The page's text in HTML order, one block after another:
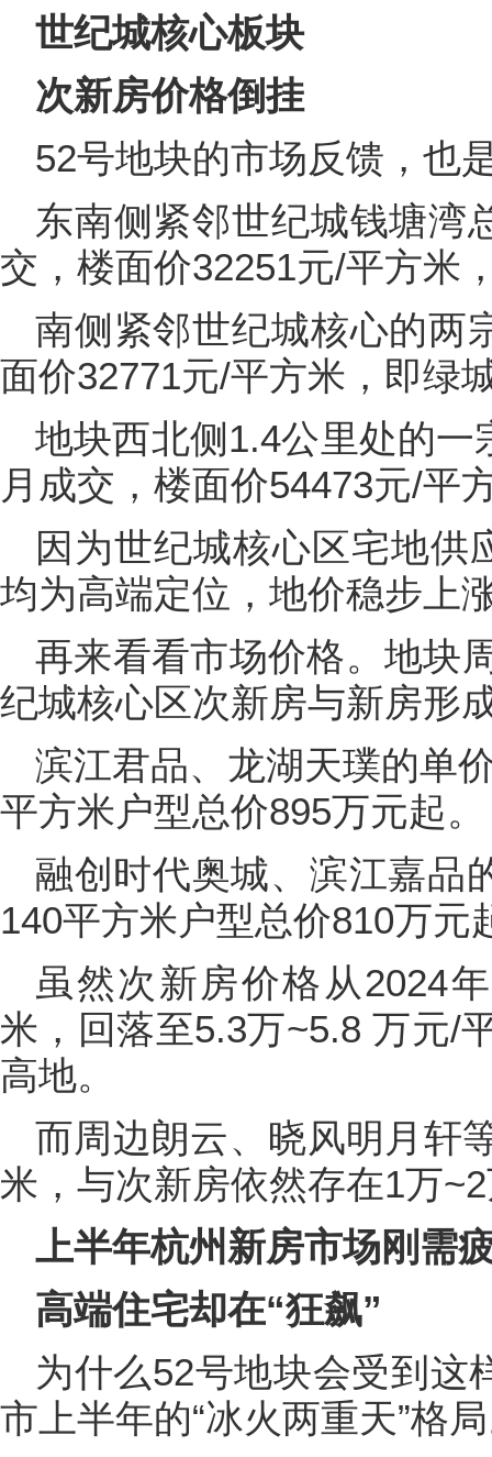
世纪城核心板块
次新房价格倒挂
52号地块的市场反馈，也
东南侧紧邻世纪城钱塘湾
交，楼面价32251元/平方米
南侧紧邻世纪城核心的两
面价32771元/平方米，即绿
地块西北侧1.4公里处的
月成交，楼面价54473元/平
因为世纪城核心区宅地供
均为高端定位，地价稳步上
再来看看市场价格。地块
纪城核心区次新房与新房形
滨江君品、龙湖天璞的单
平方米户型总价895万元起。
融创时代奥城、滨江嘉品
140平方米户型总价810万元
虽然次新房价格从2024
米，回落至5.3万~5.8 万元/
高地。
而周边朗云、晓风明月轩
米，与次新房依然存在1万
上半年杭州新房市场刚需
高端住宅却在“狂飙”
为什么52号地块会受到这
市上半年的“冰火两重天”格